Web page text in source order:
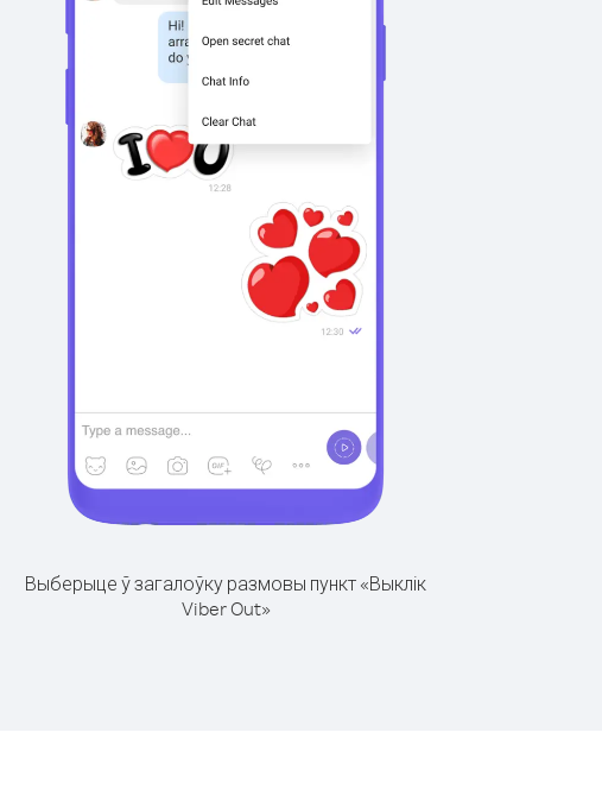
Выберыце ў загалоўку размовы пункт «Выклік
Viber Out»